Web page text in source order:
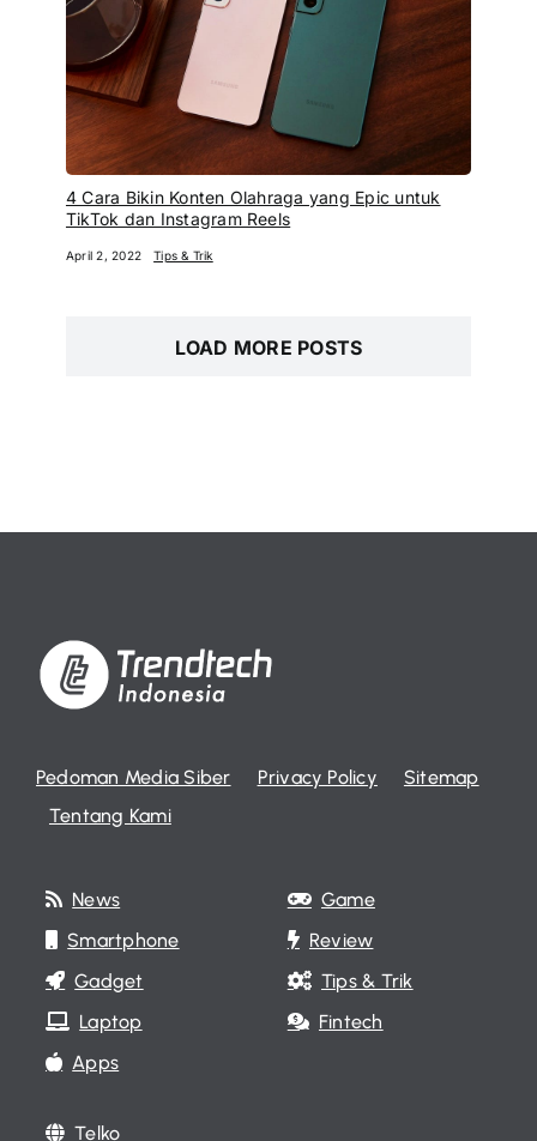
4 Cara Bikin Konten Olahraga yang Epic untuk
TikTok dan Instagram Reels
April 2, 2022 Tips & Trik
LOAD MORE POSTS
Pedoman Media Siber Privacy Policy
Sitemap
Tentang Kami
News
Smartphone
Gadget
Laptop
Apps
Game
Review
Tips & Trik
Fintech
Telko